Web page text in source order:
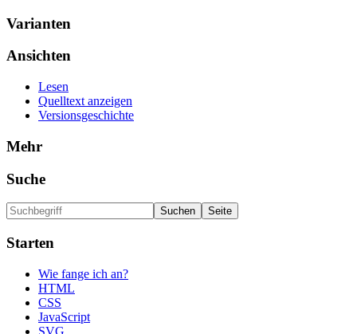
Varianten
Ansichten
Lesen
Quelltext anzeigen
Versionsgeschichte
Mehr
Suche
Starten
Wie fange ich an?
HTML
CSS
JavaScript
SVG